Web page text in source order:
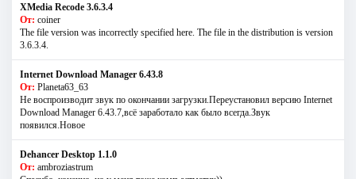
XMedia Recode 3.6.3.4
От: coiner
The file version was incorrectly specified here. The file in the distribution is version
3.6.3.4.
Internet Download Manager 6.43.8
От: Planeta63_63
Не воспроизводит звук по окончании загрузки.Переустановил версию Internet
Download Manager 6.43.7,всё заработало как было всегда.Звук
появился.Новое
Dehancer Desktop 1.1.0
От: ambroziastrum